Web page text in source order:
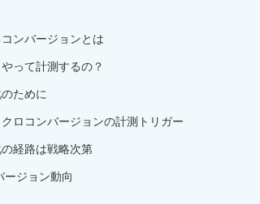
ンバージョンとは
って計測するの？
ために
ロコンバージョンの計測トリガー
経路は戦略次第
ージョン動向